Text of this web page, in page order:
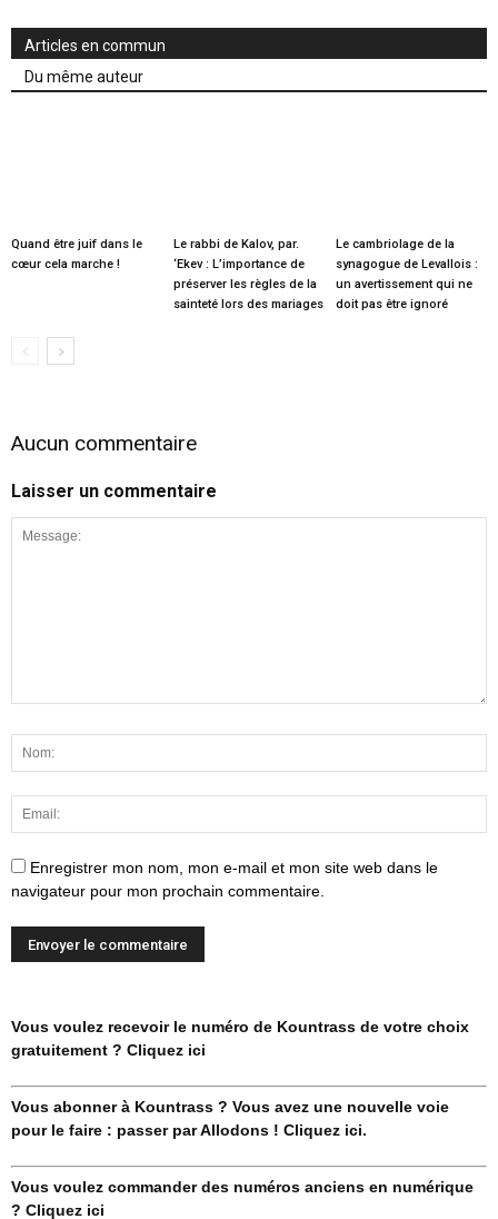
Articles en commun
Du même auteur
Quand être juif dans le
cœur cela marche !
Le rabbi de Kalov, par.
‘Ekev : L’importance de
préserver les règles de la
sainteté lors des mariages
Le cambriolage de la
synagogue de Levallois :
un avertissement qui ne
doit pas être ignoré
Aucun commentaire
Laisser un commentaire
Enregistrer mon nom, mon e-mail et mon site web dans le
navigateur pour mon prochain commentaire.
Vous voulez recevoir le numéro de Kountrass de votre choix
gratuitement ? Cliquez ici
Vous abonner à Kountrass ? Vous avez une nouvelle voie
pour le faire : passer par Allodons ! Cliquez ici.
Vous voulez commander des numéros anciens en numérique
? Cliquez ici